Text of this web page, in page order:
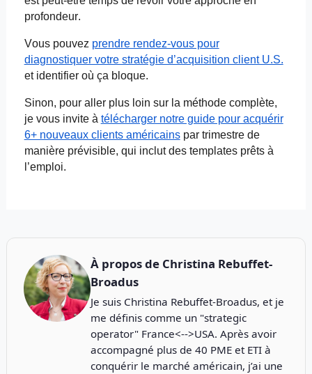
profondeur.
Vous pouvez prendre rendez-vous pour
diagnostiquer votre stratégie d’acquisition client U.S.
et identifier où ça bloque.
Sinon, pour aller plus loin sur la méthode complète,
je vous invite à télécharger notre guide pour acquérir
6+ nouveaux clients américainspar trimestre de
manière prévisible, qui inclut des templatesprêts à
l’emploi.
À propos de Christina Rebuffet-
Broadus
Je suis Christina Rebuffet-Broadus, et je
me définis comme un "strategic
operator" France<-->USA. Après avoir
accompagné plus de 40 PME et ETI à
conquérir le marché américain, j’ai une